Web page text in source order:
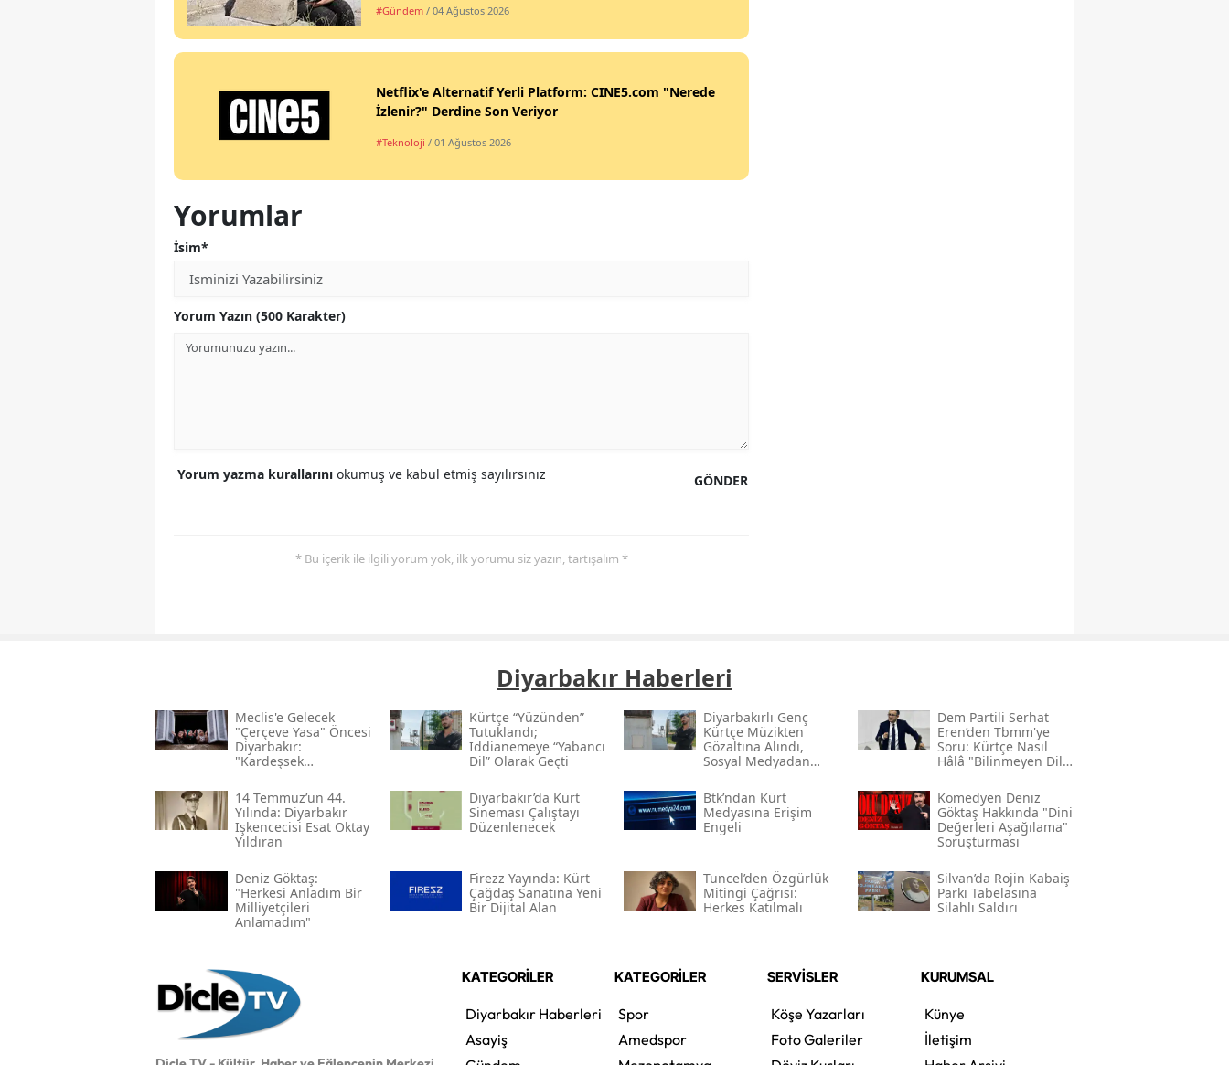
#Gündem / 04 Ağustos 2026
Netflix'e Alternatif Yerli Platform: CINE5.com "Nerede
İzlenir?" Derdine Son Veriyor
#Teknoloji / 01 Ağustos 2026
Yorumlar
İsim*
Yorum Yazın (500 Karakter)
GÖNDER
Yorum yazma kurallarını okumuş ve kabul etmiş sayılırsınız
* Bu içerik ile ilgili yorum yok, ilk yorumu siz yazın, tartışalım *
Diyarbakır Haberleri
Meclis'e Gelecek
"çerçeve Yasa" Öncesi
Diyarbakır:
"kardeşsek
Kürtçe “yüzünden”
Tutuklandı;
Iddianemeye “yabancı
Dil” Olarak Geçti
Diyarbakırlı Genç
Kürtçe Müzikten
Gözaltına Alındı,
Sosyal Medyadan
Dem Partili Serhat
Eren’den Tbmm'ye
Soru: Kürtçe Nasıl
Hâlâ "bilinmeyen Dil"
Gerekçesi Nedir?"
14 Temmuz’un 44.
Yılında: Diyarbakır
Işkencecisi Esat Oktay
Yıldıran
Diyarbakır’da Kürt
Sineması Çalıştayı
Düzenlenecek
Btk’ndan Kürt
Medyasına Erişim
Engeli
Komedyen Deniz
Göktaş Hakkında "dini
Değerleri Aşağılama"
Soruşturması
Deniz Göktaş:
"herkesi Anladım Bir
Milliyetçileri
Anlamadım"
Firezz Yayında: Kürt
Çağdaş Sanatına Yeni
Bir Dijital Alan
Tuncel’den Özgürlük
Mitingi Çağrısı:
Herkes Katılmalı
Silvan’da Rojin Kabaiş
Parkı Tabelasına
Silahlı Saldırı
KATEGORİLER
Diyarbakır Haberleri
Asayiş
KATEGORİLER
Spor
Amedspor
SERVİSLER
Köşe Yazarları
Foto Galeriler
KURUMSAL
Künye
İletişim